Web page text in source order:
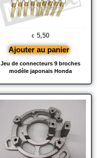
Jeu de connecteurs 9 broches
modèle japonais Honda
€ 5,50
Ajouter au panier